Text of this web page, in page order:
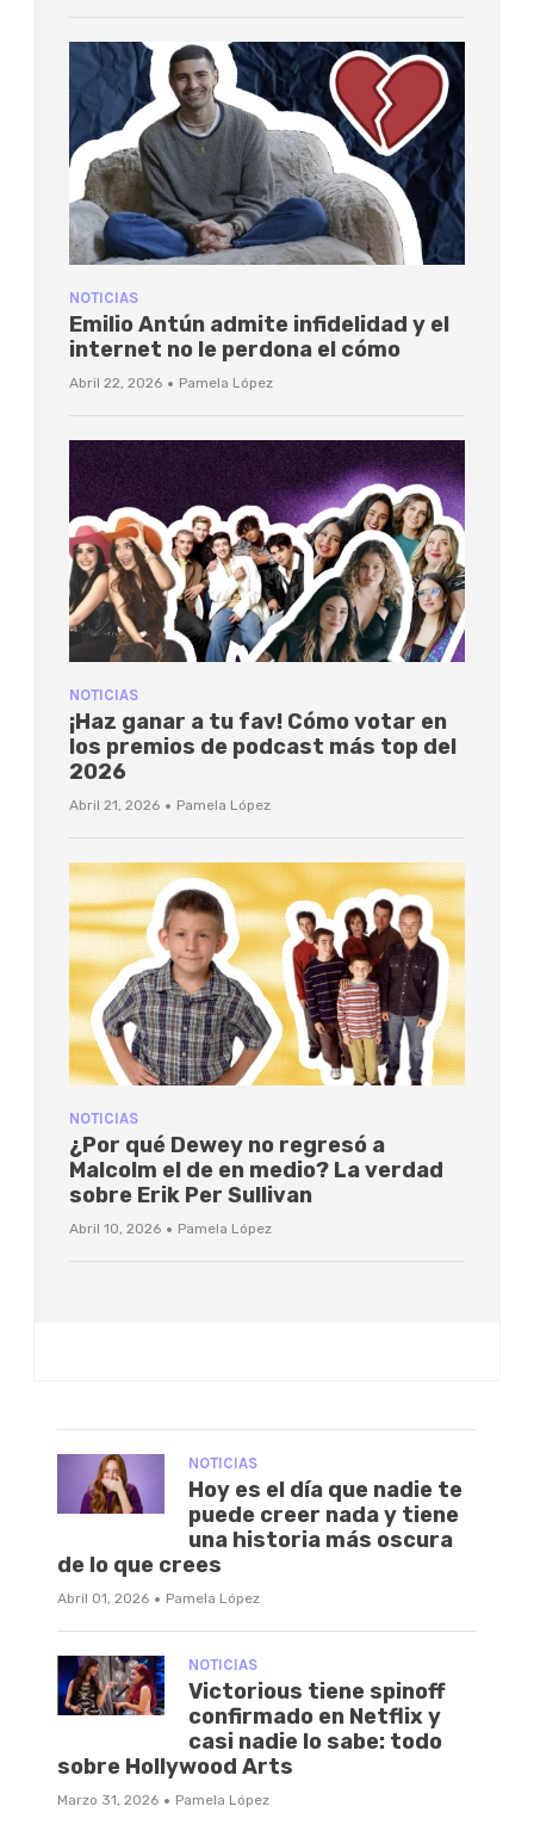
NOTICIAS
Emilio Antún admite infidelidad y el
internet no le perdona el cómo
Abril 22, 2026 · Pamela López
NOTICIAS
¡Haz ganar a tu fav! Cómo votar en
los premios de podcast más top del
2026
Abril 21, 2026 · Pamela López
NOTICIAS
¿Por qué Dewey no regresó a
Malcolm el de en medio? La verdad
sobre Erik Per Sullivan
Abril 10, 2026 · Pamela López
NOTICIAS
Hoy es el día que nadie te
puede creer nada y tiene
una historia más oscura
de lo que crees
Abril 01, 2026 · Pamela López
NOTICIAS
Victorious tiene spinoff
confirmado en Netflix y
casi nadie lo sabe: todo
sobre Hollywood Arts
Marzo 31, 2026 · Pamela López